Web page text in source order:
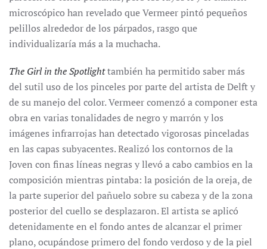
microscópico han revelado que Vermeer pintó pequeños
pelillos alrededor de los párpados, rasgo que
individualizaría más a la muchacha.
The Girl in the Spotlighttambién ha permitido saber más
del sutil uso de los pinceles por parte del artista de Delft y
de su manejo del color. Vermeer comenzó a componer esta
obra en varias tonalidades de negro y marrón y los
imágenes infrarrojas han detectado vigorosas pinceladas
en las capas subyacentes. Realizó los contornos de la
Joven con finas líneas negras y llevó a cabo cambios en la
composición mientras pintaba: la posición de la oreja, de
la parte superior del pañuelo sobre su cabeza y de la zona
posterior del cuello se desplazaron. El artista se aplicó
detenidamente en el fondo antes de alcanzar el primer
plano, ocupándose primero del fondo verdoso y de la piel